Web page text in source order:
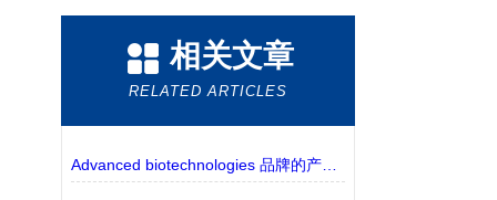
相关文章
RELATED ARTICLES
Advanced biotechnologies 品牌的产品介绍